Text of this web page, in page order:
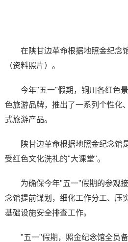
在陕甘边革命根据地照金纪念
（资料照片）。
今年"五一"假期，铜川各红色
色旅游品牌，推出了一系列个性化
式旅游产品。
陕甘边革命根据地照金纪念馆
受红色文化洗礼的"大课堂"。
为确保今年"五一"假期的参观
念馆提前谋划，细化工作分工、压
基础设施安全排查工作。
"五一"假期，照金纪念馆全员